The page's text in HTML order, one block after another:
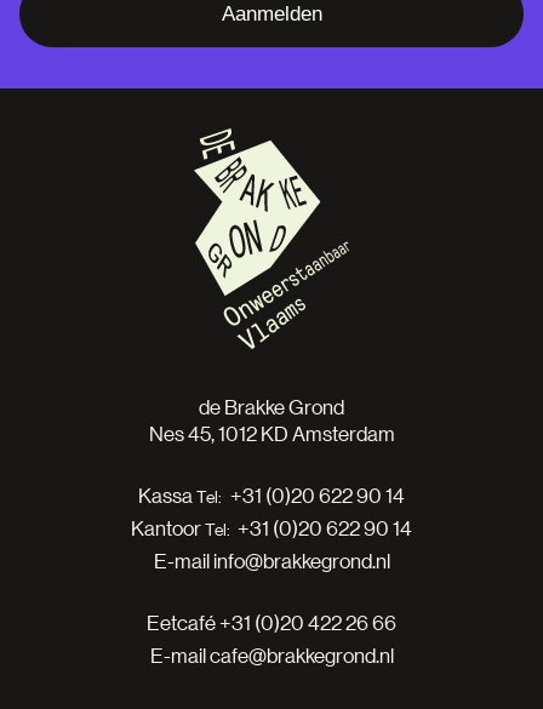
Aanmelden
de Brakke Grond
Nes 45, 1012 KD Amsterdam
Kassa
+31 (0)20 622 90 14
Kantoor
+31 (0)20 622 90 14
E-mailinfo@brakkegrond.nl
Eetcafé+31 (0)20 422 26 66
E-mailcafe@brakkegrond.nl